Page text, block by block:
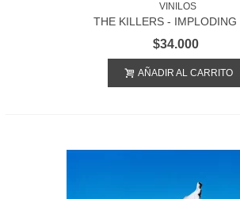
VINILOS
THE KILLERS - IMPLODING
MIRAGE
$34.000
AÑADIR AL CARRITO